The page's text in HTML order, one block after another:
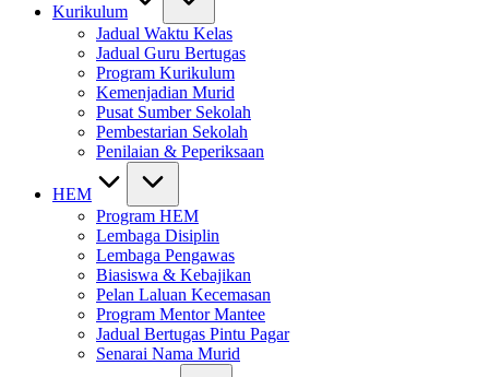
Kurikulum
Jadual Waktu Kelas
Jadual Guru Bertugas
Program Kurikulum
Kemenjadian Murid
Pusat Sumber Sekolah
Pembestarian Sekolah
Penilaian & Peperiksaan
HEM
Program HEM
Lembaga Disiplin
Lembaga Pengawas
Biasiswa & Kebajikan
Pelan Laluan Kecemasan
Program Mentor Mantee
Jadual Bertugas Pintu Pagar
Senarai Nama Murid